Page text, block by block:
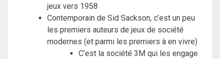
jeux vers 1958
Contemporain de Sid Sackson, c’est un peu
les premiers auteurs de jeux de société
modernes (et parmi les premiers à en vivre)
C’est la société 3M qui les engage